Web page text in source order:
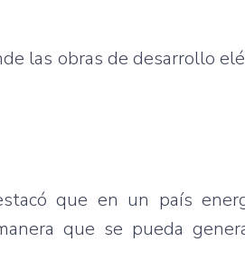
las obras de desarrollo
que en un país
que se pueda